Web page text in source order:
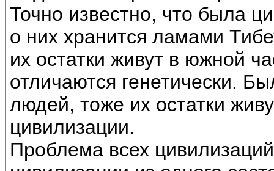
Точно известно, что была
о них хранится ламами
их остатки живут в южной
отличаются генетически.
людей, тоже их остатки
цивилизации.
Проблема всех